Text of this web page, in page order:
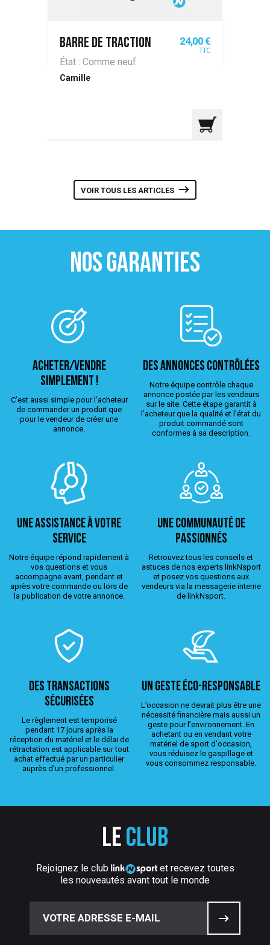
BARRE DE TRACTION Prix
24,00 €
TTC
État : Comme neuf
Camille
VOIR TOUS LES ARTICLES
NOS GARANTIES
ACHETER/VENDRE
simplement !
C’est aussi simple pour l’acheteur
de commander un produit que
pour le vendeur de créer une
annonce.
Des annonces contrôlées
Notre équipe contrôle chaque
annonce postée par les vendeurs
sur le site. Cette étape garantit à
l’acheteur que la qualité et l’état du
produit commandé sont
conformes à sa description.
Une assistance à votre
service
Notre équipe répond rapidement à
vos questions et vous
accompagne avant, pendant et
après votre commande ou lors de
la publication de votre annonce.
Une Communauté de
passionnés
Retrouvez tous les conseils et
astuces de nos experts linkNsport
et posez vos questions aux
vendeurs via la messagerie interne
de linkNsport.
Des transactions
sécurisées
Le règlement est temporisé
pendant 17 jours après la
réception du matériel et le délai de
rétractation est applicable sur tout
achat effectué par un particulier
auprès d’un professionnel.
Un geste éco-responsable
L’occasion ne devrait plus être une
nécessité financière mais aussi un
geste pour l’environnement. En
achetant ou en vendant votre
matériel de sport d'occasion,
vous réduisez le gaspillage et
vous consommez responsable.
Le club
Rejoignez le club
et recevez toutes
les nouveautés avant tout le monde